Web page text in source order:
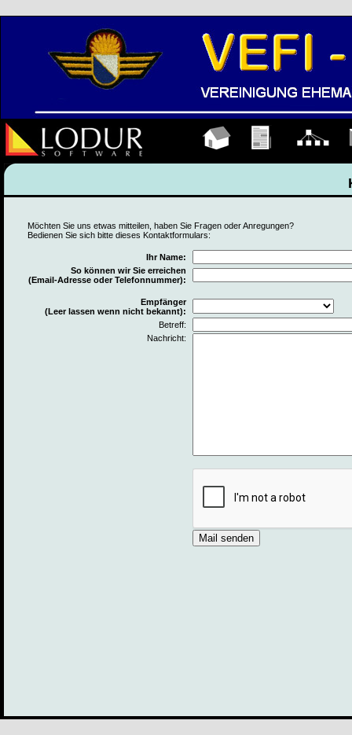
Möchten Sie uns etwas mitteilen, haben Sie Fragen oder Anregungen?
Bedienen Sie sich bitte dieses Kontaktformulars:
Ihr Name:
So können wir Sie erreichen
(Email-Adresse oder Telefonnummer):
Empfänger
(Leer lassen wenn nicht bekannt):
Betreff:
Nachricht: